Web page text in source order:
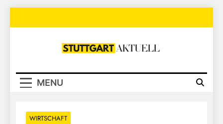
Stuttgart
MENU
WIRTSCHAFT